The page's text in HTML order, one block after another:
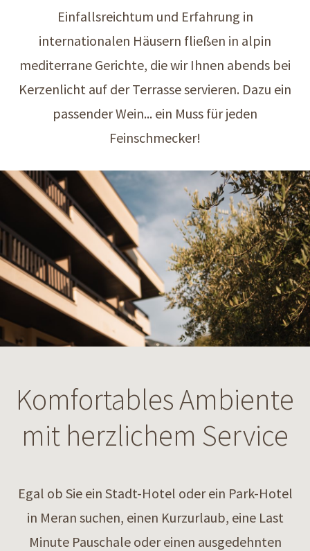
Einfallsreichtum und Erfahrung in
internationalen Häusern fließen in alpin
mediterrane Gerichte, die wir Ihnen abends bei
Kerzenlicht auf der Terrasse servieren. Dazu ein
passender Wein... ein Muss für jeden
Feinschmecker!
Komfortables Ambiente
mit herzlichem Service
Egal ob Sie ein Stadt-Hotel oder ein Park-Hotel
in Meran suchen, einen Kurzurlaub, eine Last
Minute Pauschale oder einen ausgedehnten